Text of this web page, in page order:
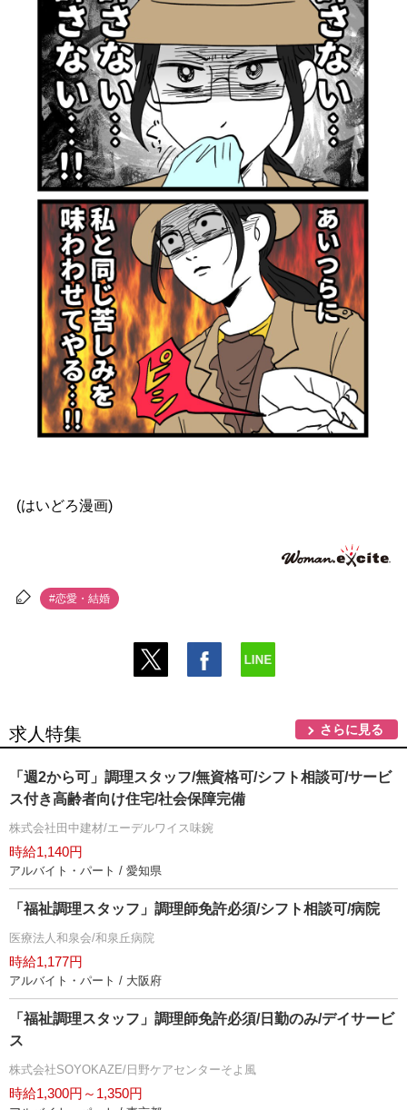
(はいどろ漫画)
#恋愛・結婚
求人特集 さらに見る
「週2から可」調理スタッフ/無資格可/シフト相談可/サービ
ス付き高齢者向け住宅/社会保障完備
株式会社田中建材/エーデルワイス味鋺
時給1,140円
アルバイト・パート / 愛知県
「福祉調理スタッフ」調理師免許必須/シフト相談可/病院
医療法人和泉会/和泉丘病院
時給1,177円
アルバイト・パート / 大阪府
「福祉調理スタッフ」調理師免許必須/日勤のみ/デイサービ
ス
株式会社SOYOKAZE/日野ケアセンターそよ風
時給1,300円～1,350円